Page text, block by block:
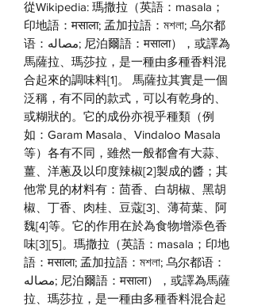
從Wikipedia: 瑪撒拉（英語：masala；
印地語：मसाला; 孟加拉語：মশলা; 乌尔都
语：مصاله‎‎; 尼泊爾語：मसाला），或譯為
馬薩拉、瑪莎拉，是一種由多種香料混
合起來的調味料[1]。 馬薩拉其實是一個
泛稱，有不同的款式，可以有乾身的、
或糊狀的。它的成份亦視乎種類（例
如：Garam Masala、Vindaloo Masala
等）各有不同，雖然一般都會有大蒜、
薑、洋蔥及以印度辣椒[2]製成的醬；其
他常見的材料有：茴香、白胡椒、黑胡
椒、丁香、肉桂、豆蔻[3]、薄荷葉、阿
魏[4]等。它的作用在於為食物增添色香
味[3][5]。瑪撒拉（英語：masala；印地
語：मसाला; 孟加拉語：মশলা; 乌尔都语：
مصاله‎‎; 尼泊爾語：मसाला），或譯為馬薩
拉、瑪莎拉，是一種由多種香料混合起